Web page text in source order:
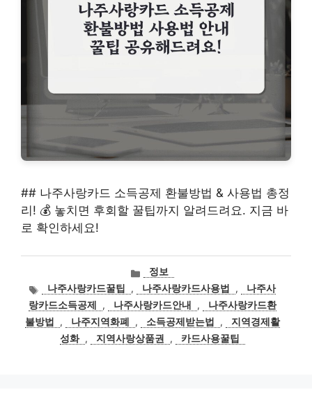
## 나주사랑카드 소득공제 환불방법 & 사용법 총정
리! 💰 놓치면 후회할 꿀팁까지 알려드려요. 지금 바
로 확인하세요!
카
테
고
리
정보
태
그
나주사랑카드꿀팁 , 나주사랑카드사용법 ,
나주사
랑카드소득공제
, 나주사랑카드안내 ,
나주사랑카드환
불방법
, 나주지역화폐 , 소득공제받는법 ,
지역경제활
성화 , 지역사랑상품권 , 카드사용꿀팁